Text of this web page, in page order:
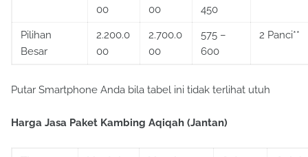
00
00
450
Pilihan
Besar
2.200.0
00
2.700.0
00
575 –
600
2 Panci**
Putar Smartphone Anda bila tabel ini tidak terlihat utuh
Harga Jasa Paket Kambing Aqiqah (Jantan)